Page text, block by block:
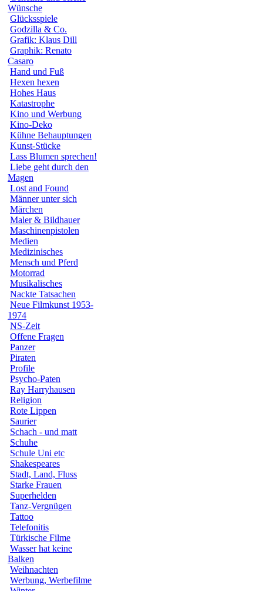
Wünsche
Glücksspiele
Godzilla & Co.
Grafik: Klaus Dill
Graphik: Renato
Casaro
Hand und Fuß
Hexen hexen
Hohes Haus
Katastrophe
Kino und Werbung
Kino-Deko
Kühne Behauptungen
Kunst-Stücke
Lass Blumen sprechen!
Liebe geht durch den
Magen
Lost and Found
Männer unter sich
Märchen
Maler & Bildhauer
Maschinenpistolen
Medien
Medizinisches
Mensch und Pferd
Motorrad
Musikalisches
Nackte Tatsachen
Neue Filmkunst 1953-
1974
NS-Zeit
Offene Fragen
Panzer
Piraten
Profile
Psycho-Paten
Ray Harryhausen
Religion
Rote Lippen
Saurier
Schach - und matt
Schuhe
Schule Uni etc
Shakespeares
Stadt, Land, Fluss
Starke Frauen
Superhelden
Tanz-Vergnügen
Tattoo
Telefonitis
Türkische Filme
Wasser hat keine
Balken
Weihnachten
Werbung, Werbefilme